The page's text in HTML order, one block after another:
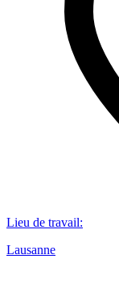
Lieu de travail:
Lausanne